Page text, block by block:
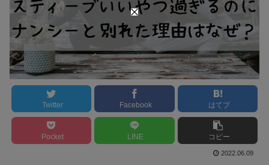
Twitter Facebook はてブ
Pocket LINE コピー
2022.06.09